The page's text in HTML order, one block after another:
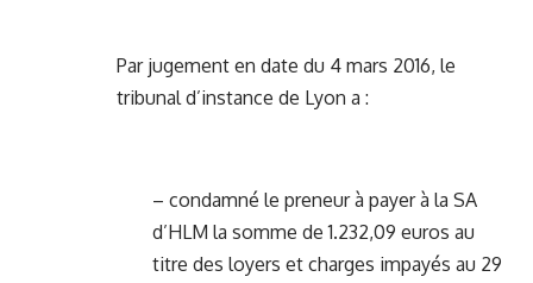
Par jugement en date du 4 mars 2016, le
tribunal d’instance de Lyon a :
– condamné le preneur à payer à la SA
d’HLM la somme de 1.232,09 euros au
titre des loyers et charges impayés au 29